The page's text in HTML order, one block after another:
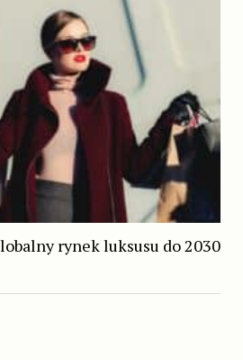
rynek luksusu do 2030